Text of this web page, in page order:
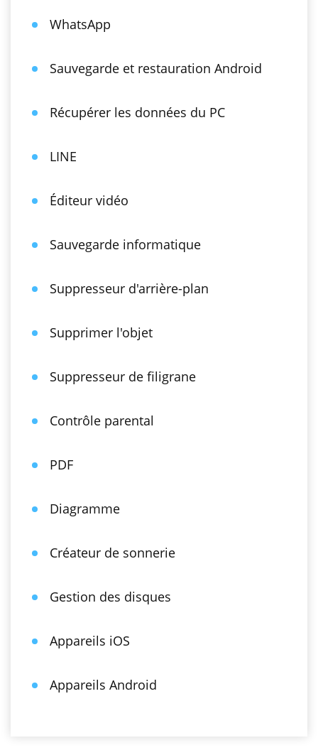
WhatsApp
Sauvegarde et restauration Android
Récupérer les données du PC
LINE
Éditeur vidéo
Sauvegarde informatique
Suppresseur d'arrière-plan
Supprimer l'objet
Suppresseur de filigrane
Contrôle parental
PDF
Diagramme
Créateur de sonnerie
Gestion des disques
Appareils iOS
Appareils Android